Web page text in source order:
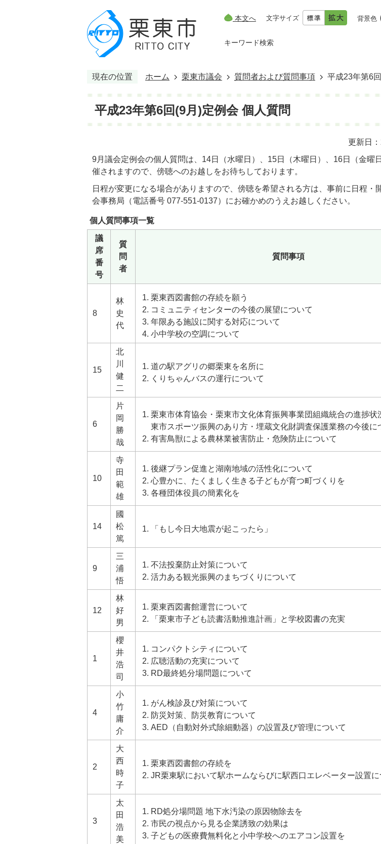
本文へ 文字サイズ 背景色
キーワード検索
現在の位置 ホーム 栗東市議会 質問者および質問事項 平成23年第6
平成23年第6回(9月)定例会 個人質問
更新日
9月議会定例会の個人質問は、14日（水曜日）、15日（木曜日）、16日（金曜
催されますので、傍聴へのお越しをお待ちしております。
日程が変更になる場合がありますので、傍聴を希望される方は、事前に日程・
会事務局（電話番号 077-551-0137）にお確かめのうえお越しください。
個人質問事項一覧
議
席
番
号
質
問
者
質問事項
8
林
史
代
栗東西図書館の存続を願う
コミュニティセンターの今後の展望について
年限ある施設に関する対応について
小中学校の空調について
15
北
川
健
二
道の駅アグリの郷栗東を名所に
くりちゃんバスの運行について
6
片
岡
勝
哉
栗東市体育協会・栗東市文化体育振興事業団組織統合の進捗状
東市スポーツ振興のあり方・埋蔵文化財調査保護業務の今後に
有害鳥獣による農林業被害防止・危険防止について
10
寺
田
範
雄
後継プラン促進と湖南地域の活性化について
心豊かに、たくましく生きる子どもが育つ町づくりを
各種団体役員の簡素化を
14
國
松
篤
「もし今日大地震が起こったら」
9
三
浦
悟
不法投棄防止対策について
活力ある観光振興のまちづくりについて
12
林
好
男
栗東西図書館運営について
「栗東市子ども読書活動推進計画」と学校図書の充実
1
櫻
井
浩
司
コンパクトシティについて
広聴活動の充実について
RD最終処分場問題について
4
小
竹
庸
介
がん検診及び対策について
防災対策、防災教育について
AED（自動対外式除細動器）の設置及び管理について
2
大
西
時
子
栗東西図書館の存続を
JR栗東駅において駅ホームならびに駅西口エレベーター設置に
3
太
田
浩
美
RD処分場問題 地下水汚染の原因物除去を
市民の視点から見る企業誘致の効果は
子どもの医療費無料化と小中学校へのエアコン設置を